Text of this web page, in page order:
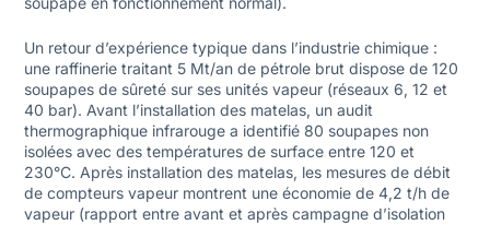
Un retour d’expérience typique dans l’industrie chimique :
une raffinerie traitant 5 Mt/an de pétrole brut dispose de 120
soupapes de sûreté sur ses unités vapeur (réseaux 6, 12 et
40 bar). Avant l’installation des matelas, un audit
thermographique infrarouge a identifié 80 soupapes non
isolées avec des températures de surface entre 120 et
230°C. Après installation des matelas, les mesures de débit
de compteurs vapeur montrent une économie de 4,2 t/h de
vapeur (rapport entre avant et après campagne d’isolation